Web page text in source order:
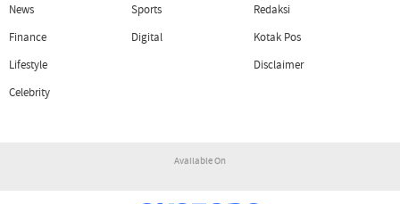
News
Finance
Lifestyle
Celebrity
Sports
Digital
Redaksi
Kotak Pos
Disclaimer
Available On